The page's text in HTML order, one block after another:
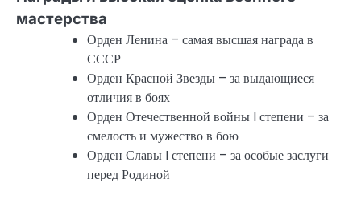
мастерства
Орден Ленина – самая высшая награда в
СССР
Орден Красной Звезды – за выдающиеся
отличия в боях
Орден Отечественной войны I степени – за
смелость и мужество в бою
Орден Славы I степени – за особые заслуги
перед Родиной